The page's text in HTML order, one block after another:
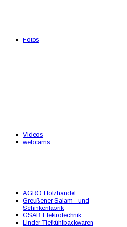
Fotos
Videos
webcams
AGRO Holzhandel
Greußener Salami- und
Schinkenfabrik
GSAB Elektrotechnik
Linder Tiefkühlbackwaren